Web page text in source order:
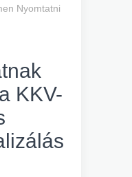
Nyomtatni
KKV-